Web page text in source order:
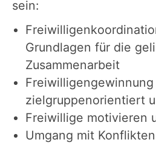
sein:
Grundlagen für die
Zusammenarbeit
Freiwilligengewinnung
zielgruppenorientiert
Freiwillige motivieren
Umgang mit Konflikten